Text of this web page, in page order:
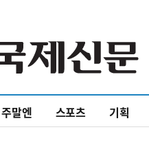
주말엔 스포츠 기획